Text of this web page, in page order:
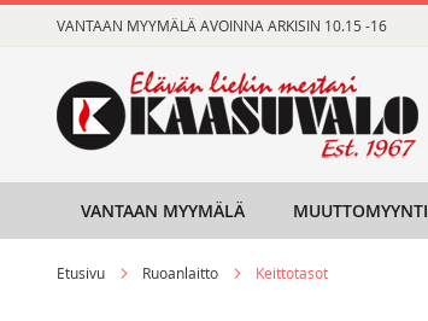
to
VANTAAN MYYMÄLÄ AVOINNA ARKISIN 10.15 -16
VANTAAN MYYMÄLÄ MUUTTOMYYNTI
Etusivu Ruoanlaitto Keittotasot